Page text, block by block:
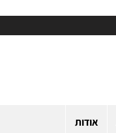
אודות